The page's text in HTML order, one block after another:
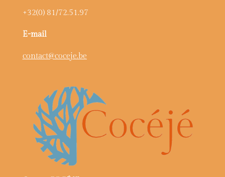
+32(0) 81/72.51.97
E-mail
contact@coceje.be